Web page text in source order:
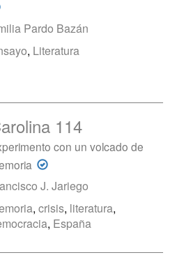
Pardo Bazán
, Literatura
114
con un volcado de
J. Jariego
,crisis, literatura,
, España